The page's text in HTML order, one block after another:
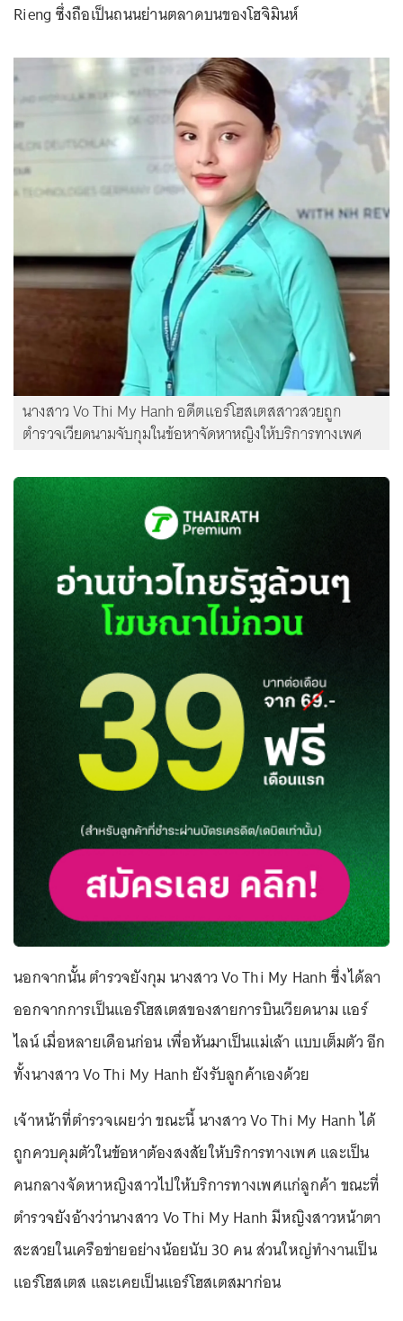
Rieng ซึ่งถือเป็นถนนย่านตลาดบนของโฮจิมินห์
นางสาว Vo Thi My Hanh อดีตแอร์โฮสเตสสาวสวยถูก
ตำรวจเวียดนามจับกุมในข้อหาจัดหาหญิงให้บริการทางเพศ
นอกจากนั้น ตำรวจยังกุม นางสาว Vo Thi My Hanh ซึ่งได้ลา
ออกจากการเป็นแอร์โฮสเตสของสายการบินเวียดนาม แอร์
ไลน์ เมื่อหลายเดือนก่อน เพื่อหันมาเป็นแม่เล้า แบบเต็มตัว อีก
ทั้งนางสาว Vo Thi My Hanh ยังรับลูกค้าเองด้วย
เจ้าหน้าที่ตำรวจเผยว่า ขณะนี้ นางสาว Vo Thi My Hanh ได้
ถูกควบคุมตัวในข้อหาต้องสงสัยให้บริการทางเพศ และเป็น
คนกลางจัดหาหญิงสาวไปให้บริการทางเพศแก่ลูกค้า ขณะที่
ตำรวจยังอ้างว่านางสาว Vo Thi My Hanh มีหญิงสาวหน้าตา
สะสวยในเครือข่ายอย่างน้อยนับ 30 คน ส่วนใหญ่ทำงานเป็น
แอร์โฮสเตส และเคยเป็นแอร์โฮสเตสมาก่อน